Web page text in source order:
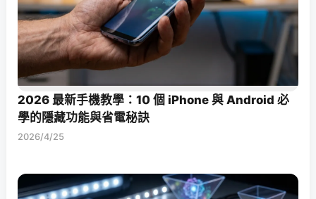
2026 最新手機教學：10 個 iPhone 與 Android 必
學的隱藏功能與省電秘訣
2026/4/25